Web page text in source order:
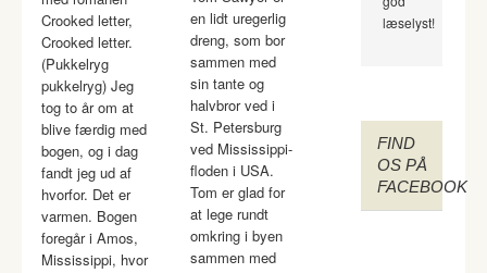
Crooked letter,
Crooked letter.
(Pukkelryg
pukkelryg) Jeg
tog to år om at
blive færdig med
bogen, og i dag
fandt jeg ud af
hvorfor. Det er
varmen. Bogen
foregår i Amos,
Mississippi, hvor
en lidt uregerlig
dreng, som bor
sammen med
sin tante og
halvbror ved i
St. Petersburg
ved Mississippi-
floden i USA.
Tom er glad for
at lege rundt
omkring i byen
sammen med
læselyst!
FIND
OS PÅ
FACEBOOK